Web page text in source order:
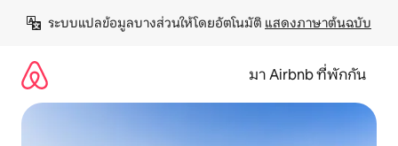
เนื้อหา
ระบบแปลข้อมูลบางส่วนให้โดยอัตโนมัติ แสดงภาษาต้นฉบับ
มา Airbnb ที่พักกัน